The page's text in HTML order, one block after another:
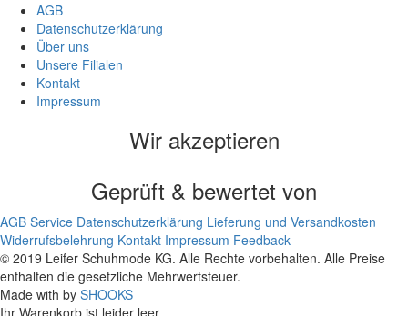
AGB
Datenschutzerklärung
Über uns
Unsere Filialen
Kontakt
Impressum
Wir akzeptieren
Geprüft & bewertet von
AGB Service Datenschutzerklärung Lieferung und Versandkosten
Widerrufsbelehrung Kontakt Impressum Feedback
© 2019 Leifer Schuhmode KG. Alle Rechte vorbehalten. Alle Preise
enthalten die gesetzliche Mehrwertsteuer.
Made with by SHOOKS